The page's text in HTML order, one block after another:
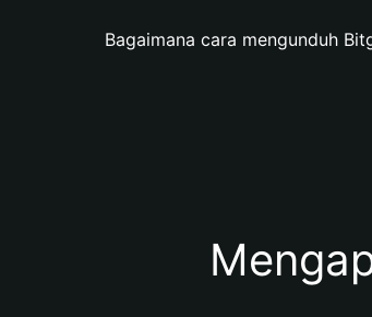
Bagaimana cara mengunduh